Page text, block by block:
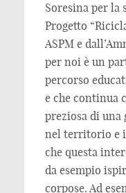
Soresina per la
Progetto
ASPM e
per noi è un
percorso
e che continua
preziosa di una
nel territorio e
che questa
da esempio
corpose. Ad